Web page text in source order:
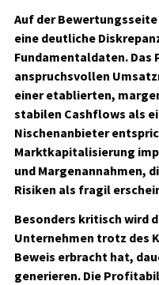
Auf der
eine deutliche
Fundamentaldaten. Das
anspruchsvollen
einer etablierten,
stabilen Cashflows als
Nischenanbieter
Marktkapitalisierung
und Margenannahmen,
Risiken als fragil
Besonders kritisch wird
Unternehmen trotz des
Beweis erbracht hat,
generieren. Die